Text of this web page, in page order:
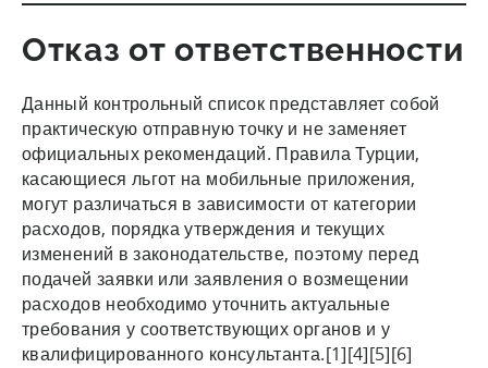
Отказ от ответственности
Данный контрольный список представляет собой
практическую отправную точку и не заменяет
официальных рекомендаций. Правила Турции,
касающиеся льгот на мобильные приложения,
могут различаться в зависимости от категории
расходов, порядка утверждения и текущих
изменений в законодательстве, поэтому перед
подачей заявки или заявления о возмещении
расходов необходимо уточнить актуальные
требования у соответствующих органов и у
квалифицированного консультанта.[1][4][5][6]